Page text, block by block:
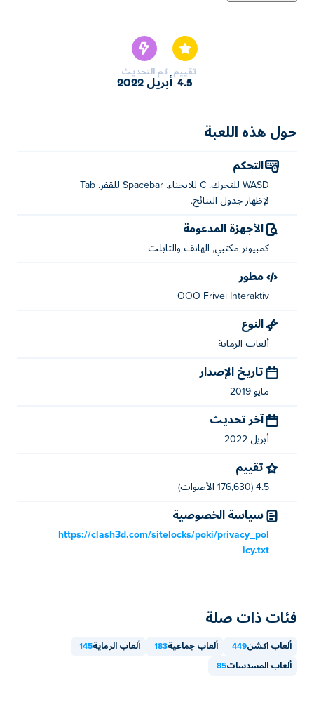
تقييم
4.5
تم التحديث
أبريل 2022
حول هذه اللعبة
التحكم
WASD للتحرك. C للانحناء. Spacebar للقفز. Tab
لإظهار جدول النتائج.
الأجهزة المدعومة
كمبيوتر مكتبي, الهاتف والتابلت
مطور
OOO Frivei Interaktiv
النوع
ألعاب الرماية
تاريخ الإصدار
مايو 2019
آخر تحديث
أبريل 2022
تقييم
4.5 (176,630 الأصوات)
سياسة الخصوصية
https://clash3d.com/sitelocks/poki/privacy_pol
icy.txt
فئات ذات صلة
ألعاب اكشن449 ألعاب جماعية183 ألعاب الرماية145
ألعاب المسدسات85